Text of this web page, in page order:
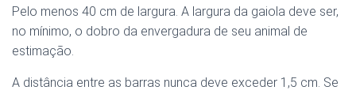
Pelo menos 40 cm de largura. A largura da gaiola deve ser,
no mínimo, o dobro da envergadura de seu animal de
estimação.
A distância entre as barras nunca deve exceder 1,5 cm. Se